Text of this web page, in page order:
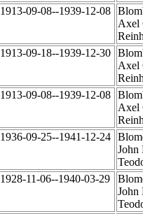
1913-09-08--1939-12-08
Axel
1913-09-18--1939-12-30
Axel
1913-09-08--1939-12-08
Axel
1936-09-25--1941-12-24
John
1928-11-06--1940-03-29
John